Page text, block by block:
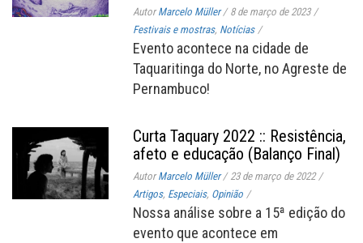
AutorMarcelo Müller / 8 de março de 2023 /
Festivais e mostras, Notícias /
Evento acontece na cidade de
Taquaritinga do Norte, no Agreste de
Pernambuco!
Curta Taquary 2022 :: Resistência,
afeto e educação (Balanço Final)
AutorMarcelo Müller / 23 de março de 2022 /
Artigos, Especiais, Opinião /
Nossa análise sobre a 15ª edição do
evento que acontece em